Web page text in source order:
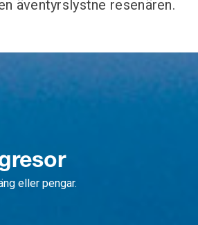
äventyrslystne resenären.
eller pengar.